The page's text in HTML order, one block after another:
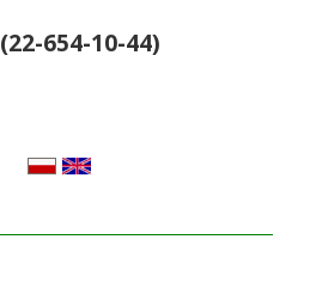
(22-654-10-44)
en